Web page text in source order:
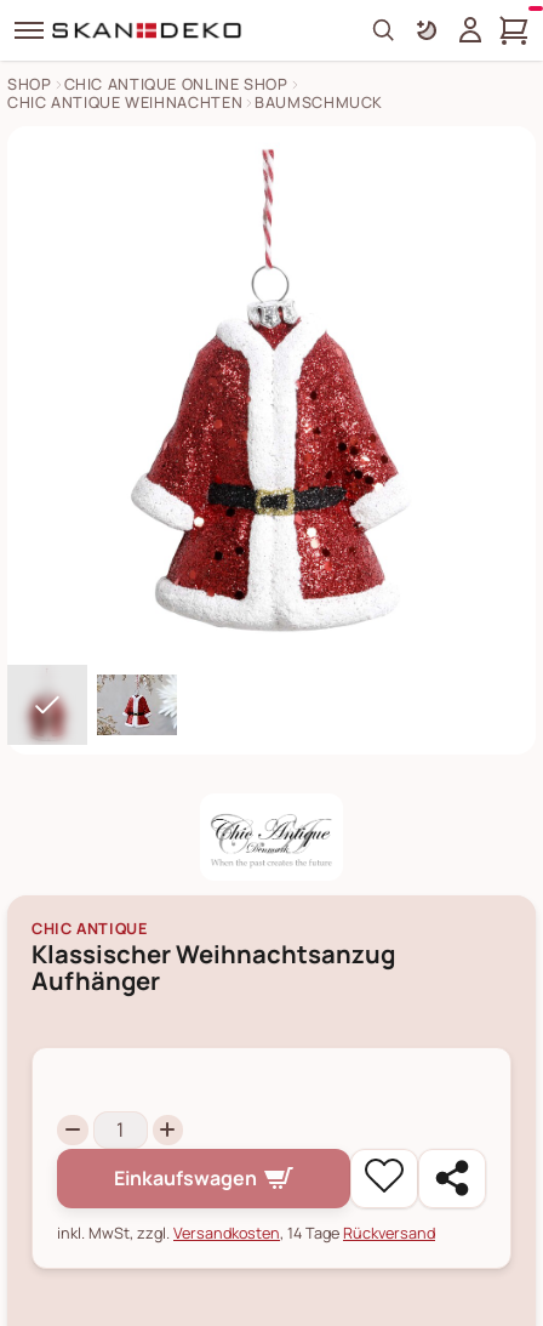
Search
SHOP
CHIC ANTIQUE ONLINE SHOP
CHIC ANTIQUE WEIHNACHTEN
BAUMSCHMUCK
CHIC ANTIQUE
Klassischer Weihnachtsanzug
Aufhänger
Einkaufswagen
inkl. MwSt, zzgl.Versandkosten, 14 TageRückversand